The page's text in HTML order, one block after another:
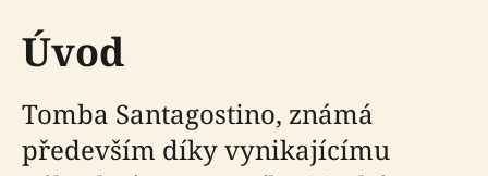
Úvod
Tomba Santagostino, známá
především díky vynikajícímu